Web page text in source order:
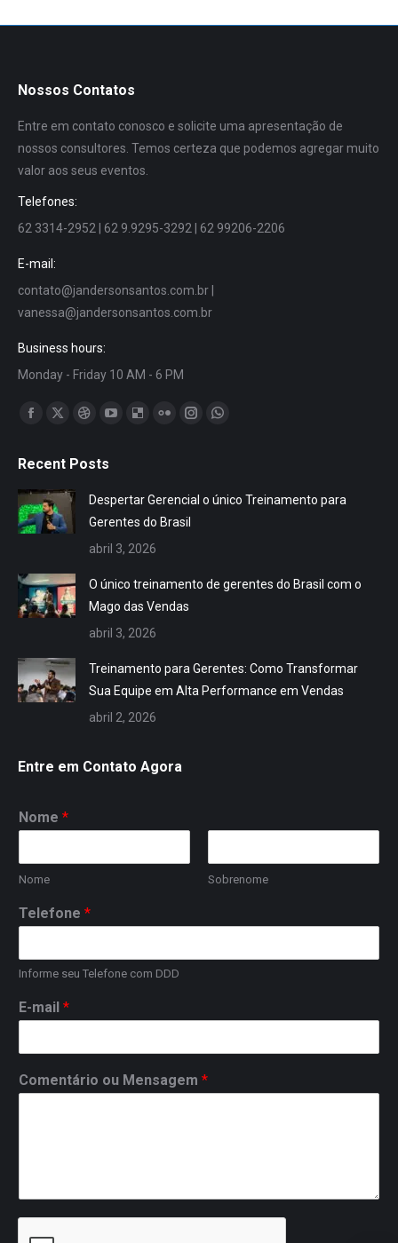
Nossos Contatos
Entre em contato conosco e solicite uma apresentação de
nossos consultores. Temos certeza que podemos agregar muito
valor aos seus eventos.
Telefones:
62 3314-2952 | 62 9.9295-3292 | 62 99206-2206
E-mail:
contato@jandersonsantos.com.br|
vanessa@jandersonsantos.com.br
Business hours:
Monday - Friday 10 AM - 6 PM
Encontre-nos em:
Facebook
opens
in
new
opens
in
new
Dribbble
opens
in
new
new
Delicious
new
Flickr
new
Instagram
in
Whatsapp
in
Recent Posts
Despertar Gerencial o único Treinamento para
Gerentes do Brasil
abril 3, 2026
O único treinamento de gerentes do Brasil com o
Mago das Vendas
abril 3, 2026
Treinamento para Gerentes: Como Transformar
Sua Equipe em Alta Performance em Vendas
abril 2, 2026
Entre em Contato Agora
Nome *
Nome Sobrenome
Telefone *
Informe seu Telefone com DDD
E-mail *
Comentário ou Mensagem *